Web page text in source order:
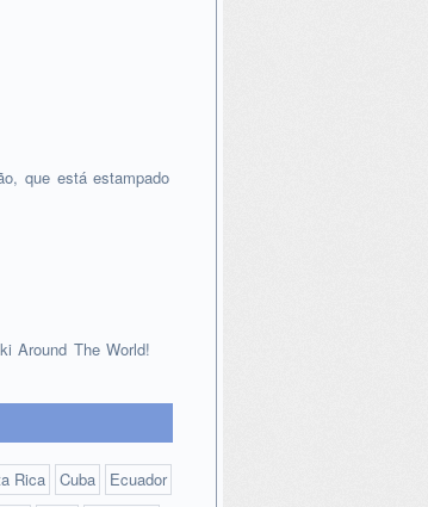
que está estampado
Around The World!
Rica Cuba
Ecuador